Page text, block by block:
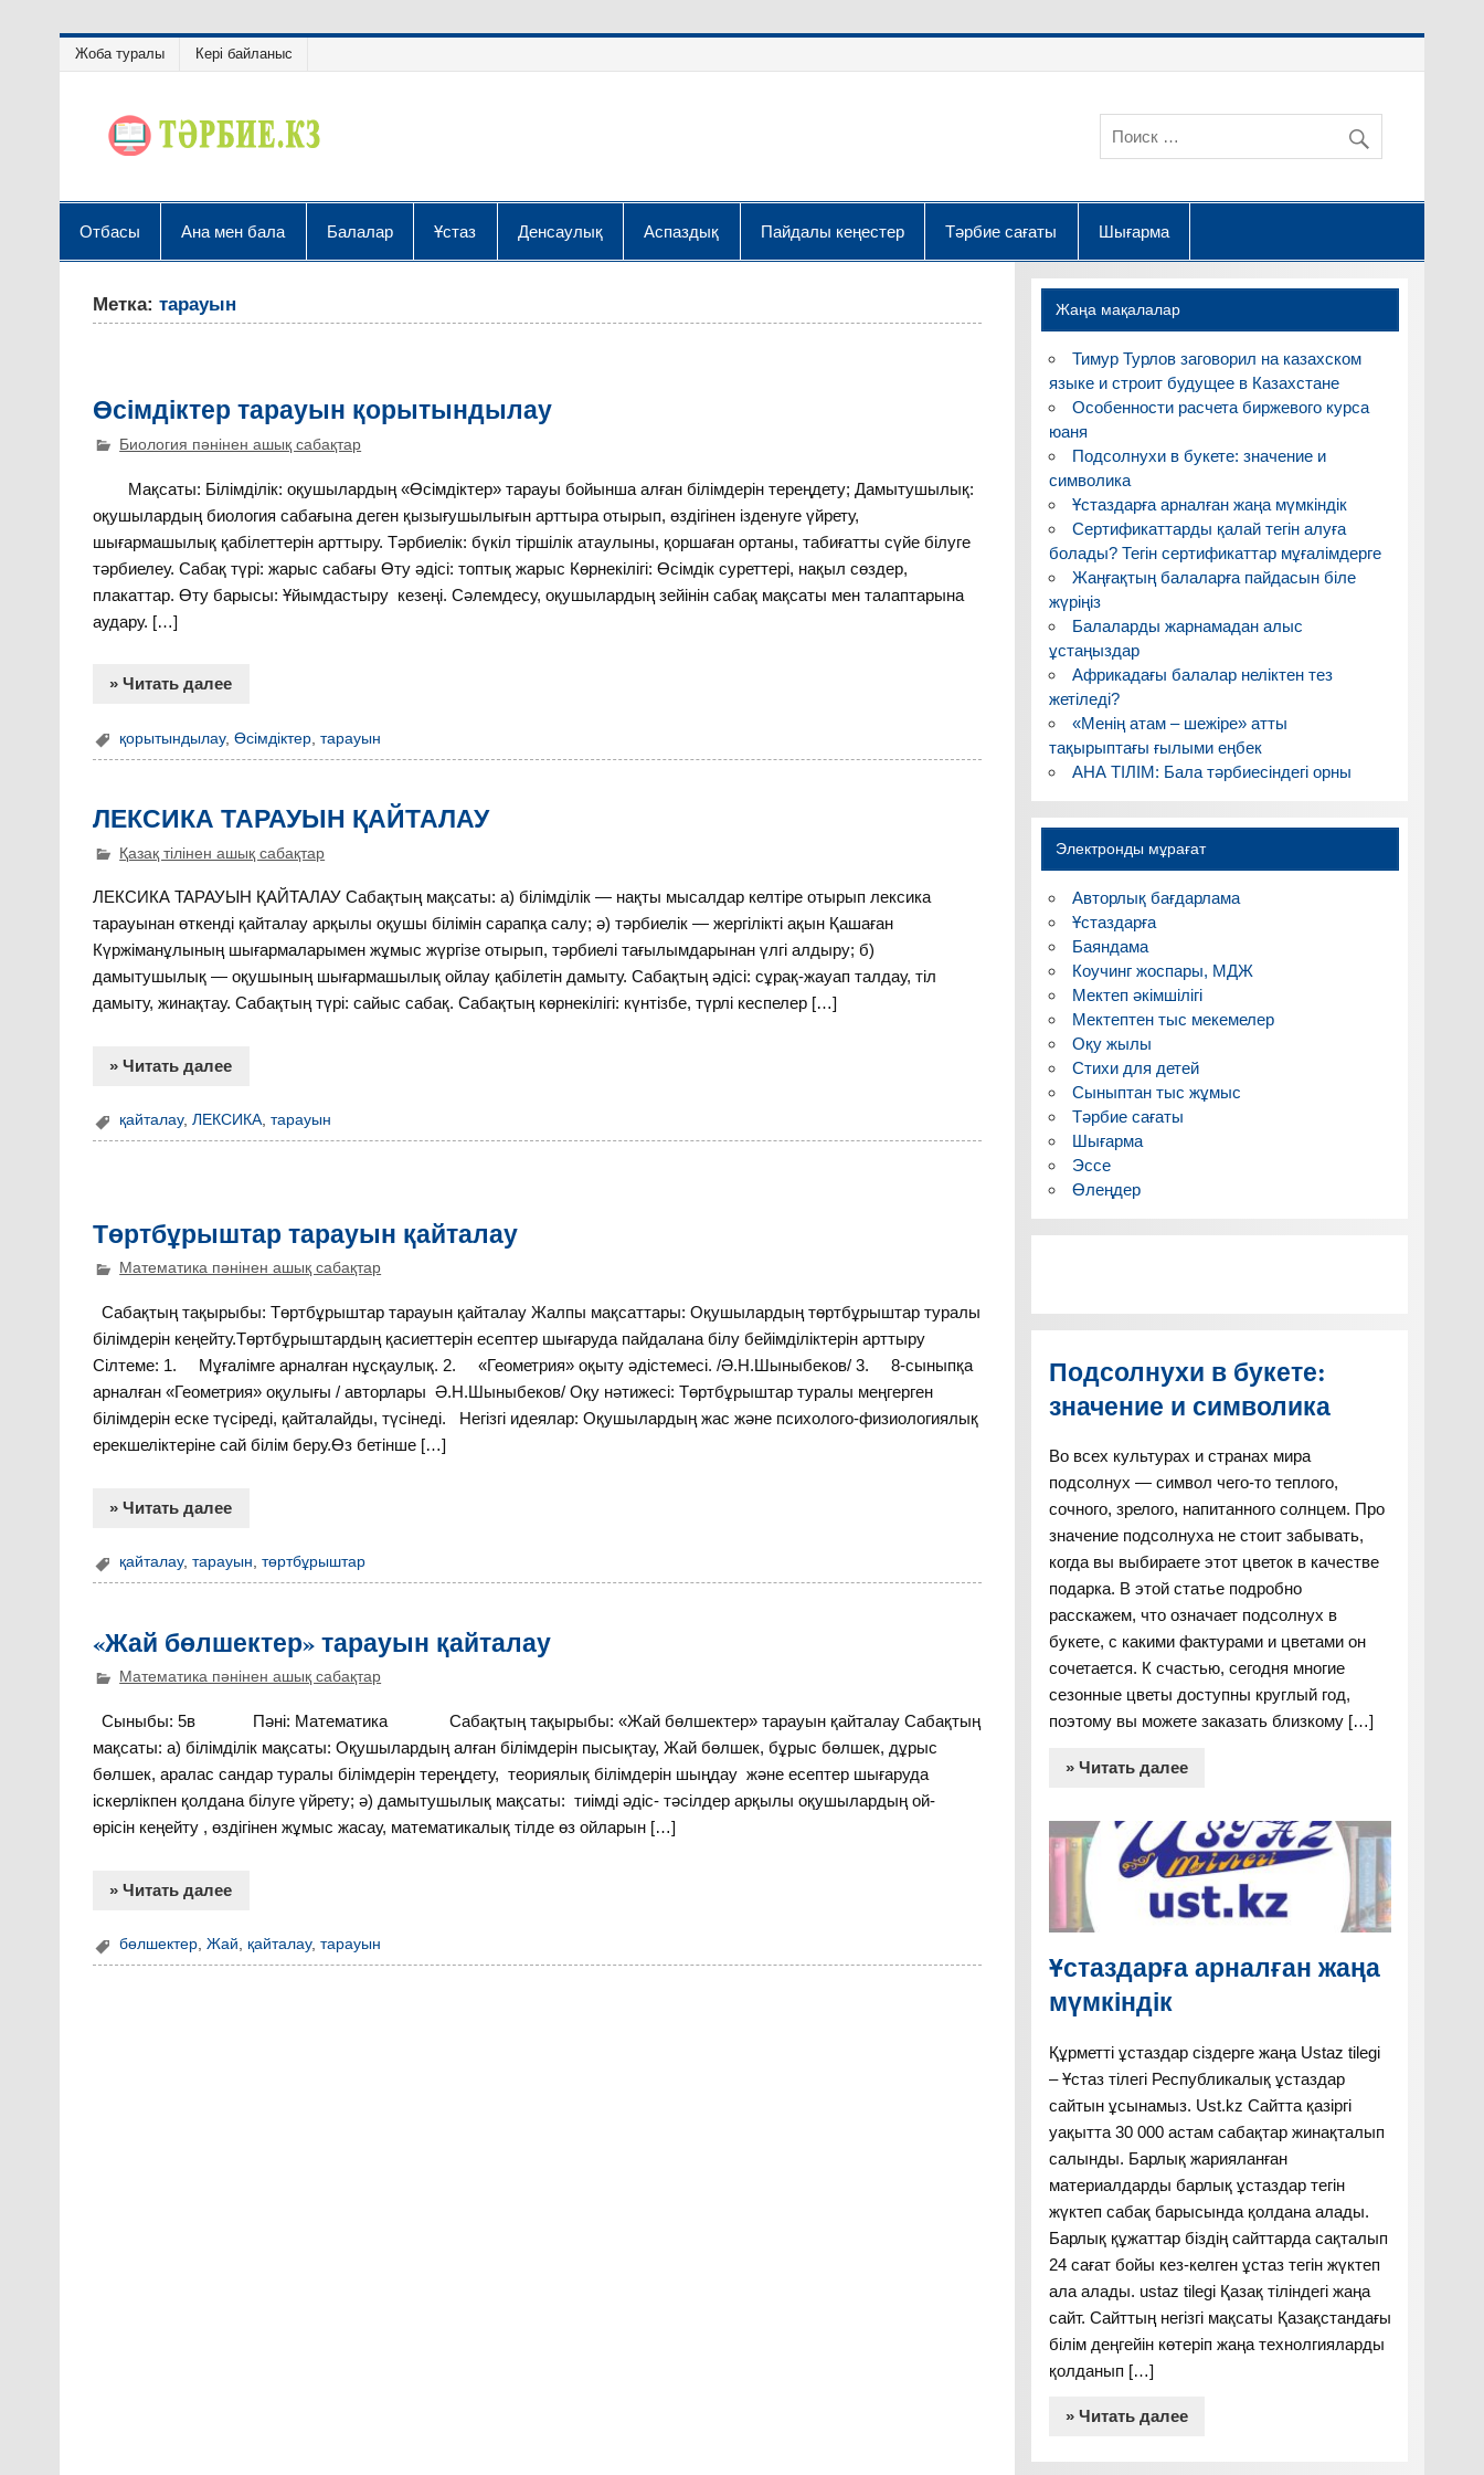
Жоба туралы Кері байланыс
Отбасы Ана мен бала Балалар Ұстаз Денсаулық Аспаздық Пайдалы кеңестер Тәрбие сағаты Шығарма
Метка:тарауын
Өсімдіктер тарауын қорытындылау
Биология пәнінен ашық сабақтар
Мақсаты: Білімділік: оқушылардың «Өсімдіктер» тарауы бойынша алған білімдерін тереңдету; Дамытушылық:
оқушылардың биология сабағына деген қызығушылығын арттыра отырып, өздігінен ізденуге үйрету,
шығармашылық қабілеттерін арттыру. Тәрбиелік: бүкіл тіршілік атаулыны, қоршаған ортаны, табиғатты сүйе білуге
тәрбиелеу. Сабақ түрі: жарыс сабағы Өту әдісі: топтық жарыс Көрнекілігі: Өсімдік суреттері, нақыл сөздер,
плакаттар. Өту барысы: Ұйымдастыру кезеңі. Сәлемдесу, оқушылардың зейінін сабақ мақсаты мен талаптарына
аудару. […]
» Читать далее
қорытындылау,Өсімдіктер ,тарауын
ЛЕКСИКА ТАРАУЫН ҚАЙТАЛАУ
Қазақ тілінен ашық сабақтар
ЛЕКСИКА ТАРАУЫН ҚАЙТАЛАУ Сабақтың мақсаты: а) білімділік — нақты мысалдар келтіре отырып лексика
тарауынан өткенді қайталау арқылы оқушы білімін сарапқа салу; ә) тәрбиелік — жергілікті ақын Қашаған
Күржіманұлының шығармаларымен жұмыс жүргізе отырып, тәрбиелі тағылымдарынан үлгі алдыру; б)
дамытушылық — оқушының шығармашылық ойлау қабілетін дамыту. Сабақтың әдісі: сұрақ-жауап талдау, тіл
дамыту, жинақтау. Сабақтың түрі: сайыс сабақ. Сабақтың көрнекілігі: күнтізбе, түрлі кеспелер […]
» Читать далее
қайталау,ЛЕКСИКА,тарауын
Төртбұрыштар тарауын қайталау
Математика пәнінен ашық сабақтар
Сабақтың тақырыбы: Төртбұрыштар тарауын қайталау Жалпы мақсаттары: Оқушылардың төртбұрыштар туралы
білімдерін кеңейту.Төртбұрыштардың қасиеттерін есептер шығаруда пайдалана білу бейімділіктерін арттыру
Сілтеме: 1. Мұғалімге арналған нұсқаулық. 2. «Геометрия» оқыту әдістемесі. /Ә.Н.Шыныбеков/ 3. 8-сыныпқа
арналған «Геометрия» оқулығы / авторлары Ә.Н.Шыныбеков/ Оқу нәтижесі: Төртбұрыштар туралы меңгерген
білімдерін еске түсіреді, қайталайды, түсінеді. Негізгі идеялар: Оқушылардың жас және психолого-физиологиялық
ерекшеліктеріне сай білім беру.Өз бетінше […]
» Читать далее
қайталау,тарауын,төртбұрыштар
«Жай бөлшектер» тарауын қайталау
Математика пәнінен ашық сабақтар
Сыныбы: 5в Пәні: Математика Сабақтың тақырыбы: «Жай бөлшектер» тарауын қайталау Сабақтың
мақсаты: а) білімділік мақсаты: Оқушылардың алған білімдерін пысықтау, Жай бөлшек, бұрыс бөлшек, дұрыс
бөлшек, аралас сандар туралы білімдерін тереңдету, теориялық білімдерін шыңдау және есептер шығаруда
іскерлікпен қолдана білуге үйрету; ә) дамытушылық мақсаты: тиімді әдіс- тәсілдер арқылы оқушылардың ой-
өрісін кеңейту , өздігінен жұмыс жасау, математикалық тілде өз ойларын […]
» Читать далее
бөлшектер,Жай, қайталау,тарауын
Жаңа мақалалар
Тимур Турлов заговорил на казахском
языке и строит будущее в Казахстане
Особенности расчета биржевого курса
юаня
Подсолнухи в букете: значение и
символика
Ұстаздарға арналған жаңа мүмкіндік
Сертификаттарды қалай тегін алуға
болады? Тегін сертификаттар мұғалімдерге
Жаңғақтың балаларға пайдасын біле
жүріңіз
Балаларды жарнамадан алыс
ұстаңыздар
Африкадағы балалар неліктен тез
жетіледі?
«Менің атам – шежіре» атты
тақырыптағы ғылыми еңбек
АНА ТІЛІМ: Бала тәрбиесіндегі орны
Электронды мұрағат
Авторлық бағдарлама
Ұстаздарға
Баяндама
Коучинг жоспары, МДЖ
Мектеп әкімшілігі
Мектептен тыс мекемелер
Оқу жылы
Стихи для детей
Сыныптан тыс жұмыс
Тәрбие сағаты
Шығарма
Эссе
Өлеңдер
Подсолнухи в букете:
значение и символика
Во всех культурах и странах мира
подсолнух — символ чего-то теплого,
сочного, зрелого, напитанного солнцем. Про
значение подсолнуха не стоит забывать,
когда вы выбираете этот цветок в качестве
подарка. В этой статье подробно
расскажем, что означает подсолнух в
букете, с какими фактурами и цветами он
сочетается. К счастью, сегодня многие
сезонные цветы доступны круглый год,
поэтому вы можете заказать близкому […]
» Читать далее
Ұстаздарға арналған жаңа
мүмкіндік
Құрметті ұстаздар сіздерге жаңа Ustaz tilegi
– Ұстаз тілегі Республикалық ұстаздар
сайтын ұсынамыз. Ust.kz Сайтта қазіргі
уақытта 30 000 астам сабақтар жинақталып
салынды. Барлық жарияланған
материалдарды барлық ұстаздар тегін
жүктеп сабақ барысында қолдана алады.
Барлық құжаттар біздің сайттарда сақталып
24 сағат бойы кез-келген ұстаз тегін жүктеп
ала алады. ustaz tilegi Қазақ тіліндегі жаңа
сайт. Сайттың негізгі мақсаты Қазақстандағы
білім деңгейін көтеріп жаңа технолгияларды
қолданып […]
» Читать далее